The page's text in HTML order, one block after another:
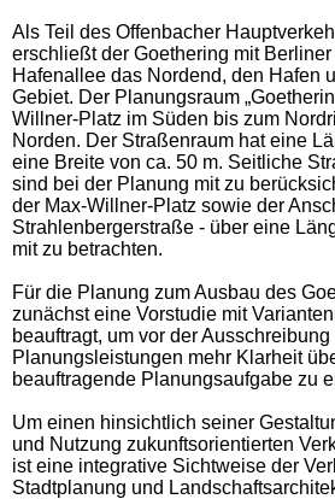
Als Teil des Offenbacher
erschließt der Goethering mit
Hafenallee das Nordend, den Hafen
Gebiet. Der Planungsraum
Willner-Platz im Süden bis zum
Norden. Der Straßenraum hat eine
eine Breite von ca. 50 m. Seitliche
sind bei der Planung mit zu
der Max-Willner-Platz sowie der
Strahlenbergerstraße - über eine
mit zu betrachten.
Für die Planung zum Ausbau des
zunächst eine Vorstudie mit
beauftragt, um vor der
Planungsleistungen mehr Klarheit
beauftragende Planungsaufgabe zu
Um einen hinsichtlich seiner
und Nutzung zukunftsorientierten
ist eine integrative Sichtweise der
Stadtplanung und